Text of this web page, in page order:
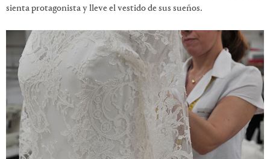
sienta protagonista y lleve el vestido de sus sueños.